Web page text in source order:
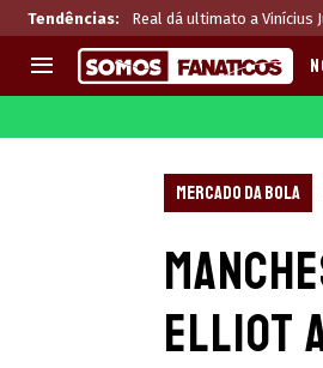
Tendências: Real dá ultimato a Vinícius
CHAMPIONS LEAGUE
PREMIER LEAGUE
APPS
MERCADO DA BOLA
Elliot